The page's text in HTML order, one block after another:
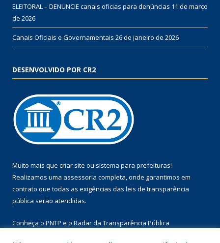
ELEITORAL – DENUNCIE canais oficias para denúncias 11 de março
de 2026
Canais Oficiais e Governamentais 26 de janeiro de 2026
DESENVOLVIDO POR CR2
Muito mais que criar site ou sistema para prefeituras!
Realizamos uma assessoria completa, onde garantimos em
contrato que todas as exigências das leis de transparência
pública serão atendidas.
Conheça o PNTP e o Radar da Transparência Pública